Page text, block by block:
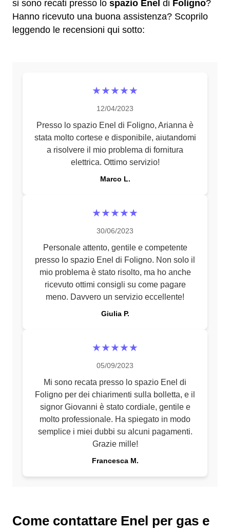
si sono recati presso lo spazio Enel di Foligno?
Hanno ricevuto una buona assistenza? Scoprilo
leggendo le recensioni qui sotto:
★★★★★
12/04/2023
Presso lo spazio Enel di Foligno, Arianna è
stata molto cortese e disponibile, aiutandomi
a risolvere il mio problema di fornitura
elettrica. Ottimo servizio!
Marco L.
★★★★★
30/06/2023
Personale attento, gentile e competente
presso lo spazio Enel di Foligno. Non solo il
mio problema è stato risolto, ma ho anche
ricevuto ottimi consigli su come pagare
meno. Davvero un servizio eccellente!
Giulia P.
★★★★★
05/09/2023
Mi sono recata presso lo spazio Enel di
Foligno per dei chiarimenti sulla bolletta, e il
signor Giovanni è stato cordiale, gentile e
molto professionale. Ha spiegato in modo
semplice i miei dubbi su alcuni pagamenti.
Grazie mille!
Francesca M.
Come contattare Enel per gas e